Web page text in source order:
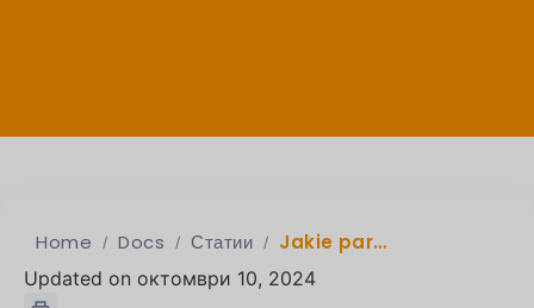
Home Docs Статии Jakie parametry wody chłodzącej powinniśmy kontrolować aby minimalizować ryzyko wytrącania się osadów i kamienia?
Updated on октомври 10, 2024